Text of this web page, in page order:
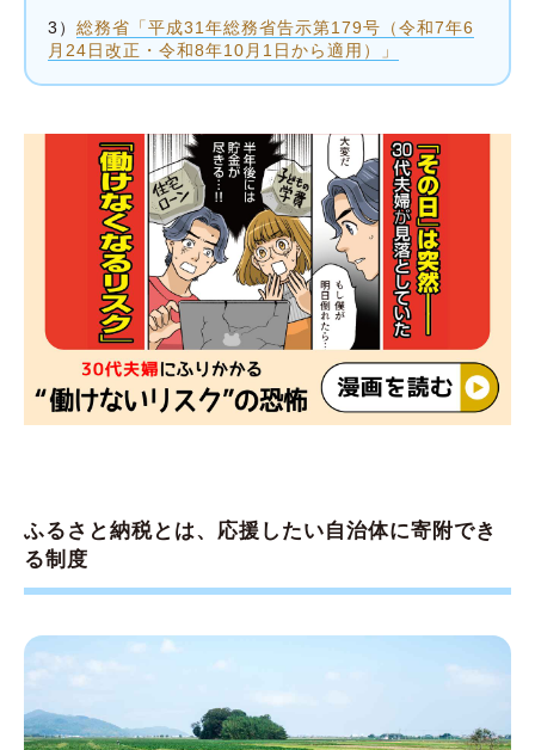
3） 総務省「平成31年総務省告示第179号（令和7年6
月24日改正・令和8年10月1日から適用）」
ふるさと納税とは、応援したい自治体に寄附でき
る制度